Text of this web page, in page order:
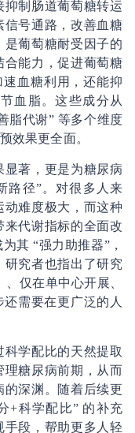
制肠道葡萄糖转运
信号通路，改善血糖
葡萄糖耐受因子的
合能力，促进葡萄糖
血糖利用，还能抑
血脂。这些成分从
脂代谢” 等多个维度
效果更全面。
著，更是为糖尿病
路径”。对很多人来
难度极大，而这种
代谢指标的全面改
其 “强力助推器”，
究者也指出了研究
仅在单中心开展、
需要在更广泛的人
学配比的天然提取
理糖尿病前期，从而
深渊。随着后续更
+科学配比” 的补充
段，帮助更多人轻